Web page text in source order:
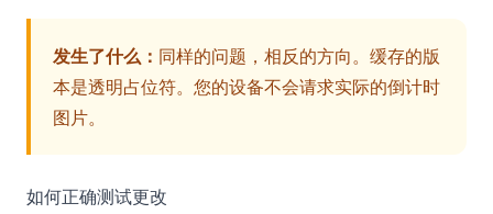
发生了什么： 同样的问题，相反的方向。缓存的版
本是透明占位符。您的设备不会请求实际的倒计时
图片。
如何正确测试更改